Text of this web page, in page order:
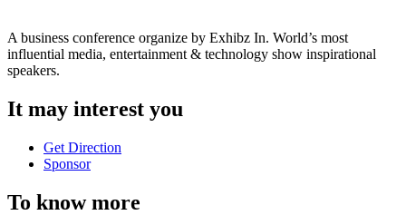
A business conference organize by Exhibz In. World’s most
influential media, entertainment & technology show inspirational
speakers.
It may interest you
Get Direction
Sponsor
To know more